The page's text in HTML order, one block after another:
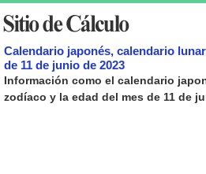
Calendario japonés, calendario
de 11 de junio de 2023
Información como el calendario
zodíaco y la edad del mes de 11 de